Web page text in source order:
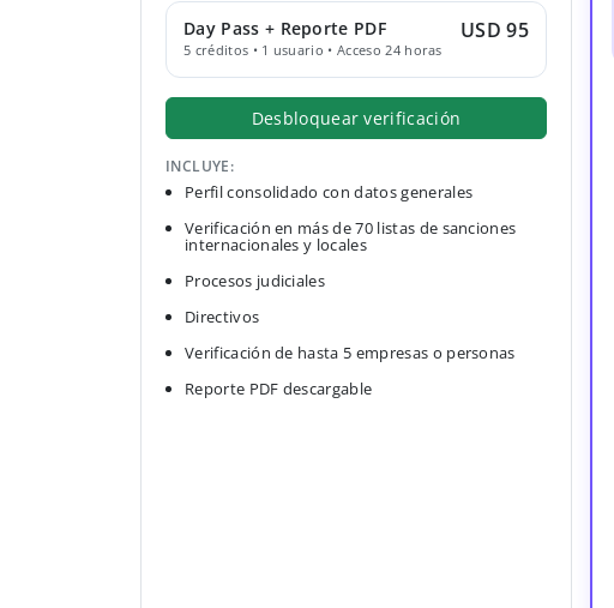
Day Pass + Reporte PDF
5 créditos • 1 usuario • Acceso 24 horas
USD 95
Desbloquear verificación
INCLUYE:
Perfil consolidado con datos generales
Verificación en más de 70 listas de sanciones
internacionales y locales
Procesos judiciales
Directivos
Verificación de hasta 5 empresas o personas
Reporte PDF descargable